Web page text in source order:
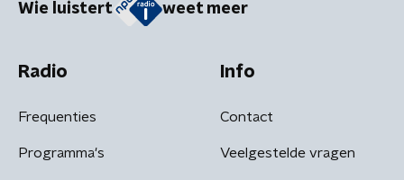
Wie luistert weet meer
Radio
Frequenties
Programma's
Info
Contact
Veelgestelde vragen